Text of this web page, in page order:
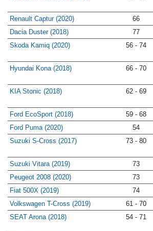
Renault Captur (2020) 66
Dacia Duster (2018)
77
Skoda Kamiq (2020)
56 - 74
Hyundai Kona (2018) 66 - 70
KIA Stonic (2018) 62 - 69
Ford EcoSport (2018) 59 - 68
Ford Puma (2020)
54
Suzuki S-Cross (2017)
73 - 80
Suzuki Vitara (2019) 73
Peugeot 2008 (2020)
73
Fiat 500X (2019)
74
Volkswagen T-Cross (2019)
61 - 70
SEAT Arona (2018)
54 - 71